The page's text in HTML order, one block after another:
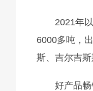
2021年
6000多吨，
斯、吉尔吉斯
好产品